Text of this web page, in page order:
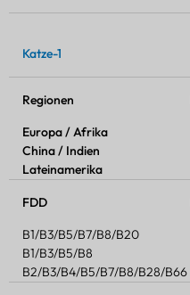
Katze-1
Regionen
Europa / Afrika
China / Indien
Lateinamerika
FDD
B1/B3/B5/B7/B8/B20
B1/B3/B5/B8
B2/B3/B4/B5/B7/B8/B28/B66